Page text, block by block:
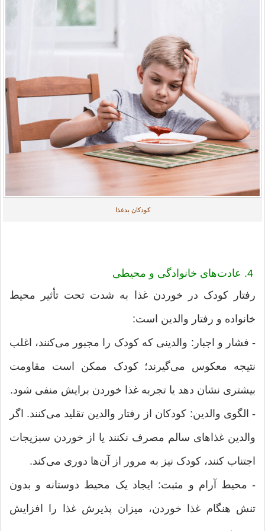
کودکان بدغذا
4. عادت‌های خانوادگی و محیطی
رفتار کودک در خوردن غذا به شدت تحت تأثیر محیط
خانواده و رفتار والدین است:
- فشار و اجبار: والدینی که کودک را مجبور می‌کنند، اغلب
نتیجه معکوس می‌گیرند؛ کودک ممکن است مقاومت
بیشتری نشان دهد یا تجربه غذا خوردن برایش منفی شود.
- الگوی والدین: کودکان از رفتار والدین تقلید می‌کنند. اگر
والدین غذاهای سالم مصرف نکنند یا از خوردن سبزیجات
اجتناب کنند، کودک نیز به مرور از آن‌ها دوری می‌کند.
- محیط آرام و مثبت: ایجاد یک محیط دوستانه و بدون
تنش هنگام غذا خوردن، میزان پذیرش غذا را افزایش